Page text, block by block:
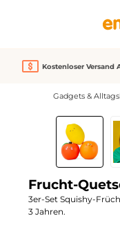
Kostenloser Versand
Gadgets &
Bildergalerie
Frucht-
3er-Set Squishy-
3 Jahren.